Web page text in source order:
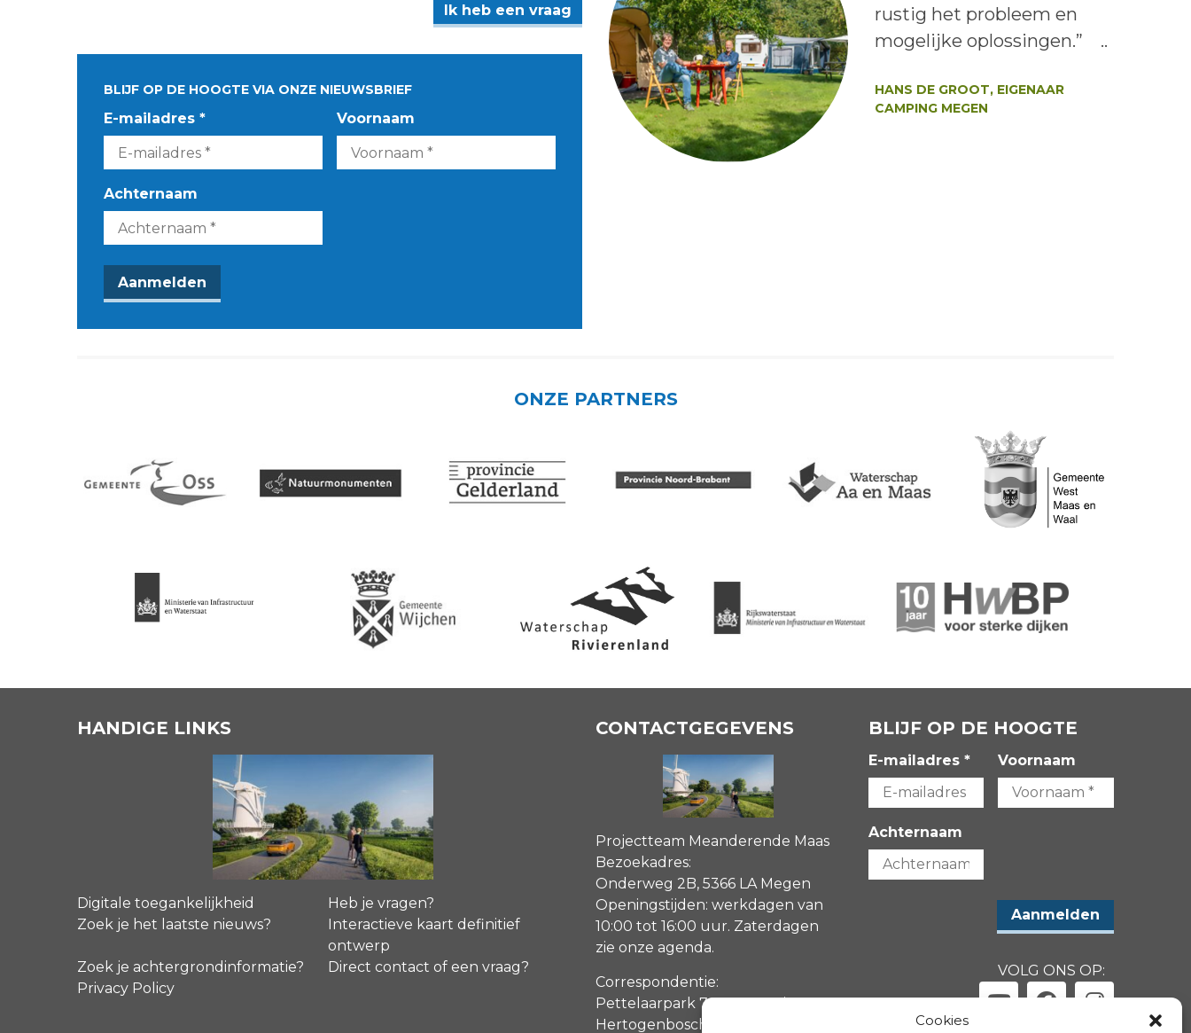
Cookies
Ik heb een vraag
BLIJF OP DE HOOGTE VIA ONZE NIEUWSBRIEF
E-mailadres * Voornaam
Achternaam
rustig het probleem en
mogelijke oplossingen.” ..
HANS DE GROOT, EIGENAAR
CAMPING MEGEN
ONZE PARTNERS
HANDIGE LINKS
Digitale toegankelijkheid
Heb je vragen?
Zoek je het laatste nieuws?
Interactieve kaart definitief
ontwerp
Zoek je achtergrondinformatie?
Direct contact of een vraag?
Privacy Policy
CONTACTGEGEVENS
Projectteam Meanderende Maas
Bezoekadres:
Onderweg 2B, 5366 LA Megen
Openingstijden: werkdagen van
10:00 tot 16:00 uur. Zaterdagen
zie onze agenda.
Correspondentie:
Pettelaarpark 70, 5216 PP ‘s-
Hertogenbosch
BLIJF OP DE HOOGTE
E-mailadres * Voornaam
Achternaam
VOLG ONS OP: